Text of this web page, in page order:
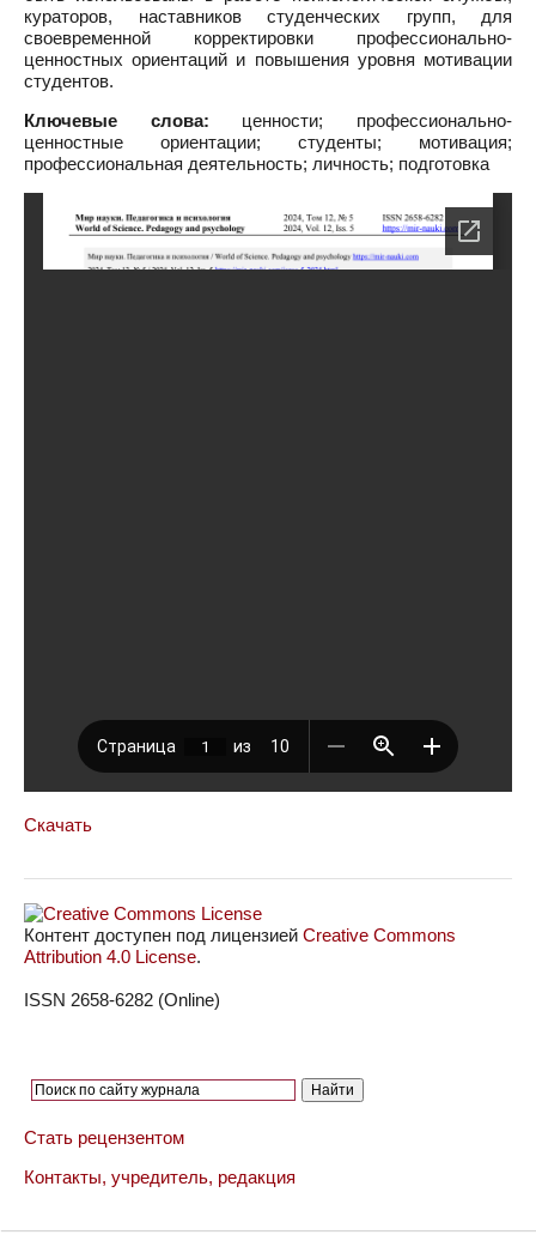
кураторов, наставников студенческих групп, для
своевременной корректировки профессионально-
ценностных ориентаций и повышения уровня мотивации
студентов.
Ключевые слова: ценности; профессионально-
ценностные ориентации; студенты; мотивация;
профессиональная деятельность; личность; подготовка
Скачать
Контент доступен под лицензией Creative Commons
Attribution 4.0 License.
ISSN 2658-6282 (Online)
Стать рецензентом
Контакты, учредитель, редакция